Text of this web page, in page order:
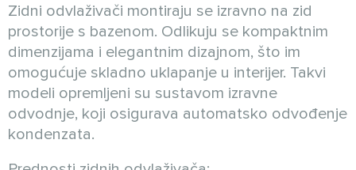
Zidni odvlaživači montiraju se izravno na zid
prostorije s bazenom. Odlikuju se kompaktnim
dimenzijama i elegantnim dizajnom, što im
omogućuje skladno uklapanje u interijer. Takvi
modeli opremljeni su sustavom izravne
odvodnje, koji osigurava automatsko odvođenje
kondenzata.